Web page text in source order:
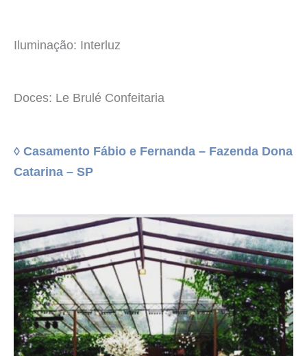
Iluminação: Interluz
Doces: Le Brulé Confeitaria
◊ Casamento Fábio e Fernanda – Fazenda Dona
Catarina – SP